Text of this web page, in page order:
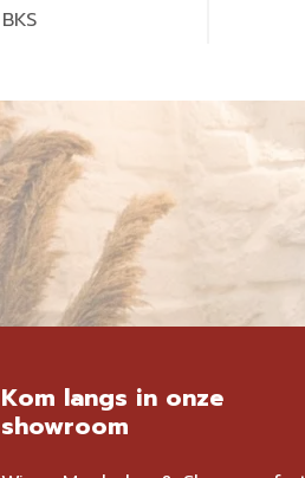
BKS
Kom langs in onze
showroom